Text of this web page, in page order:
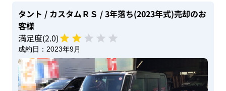
タント / カスタムＲＳ / 3年落ち(2023年式)売却のお
客様
満足度(2.0)
成約日： 2023年9月